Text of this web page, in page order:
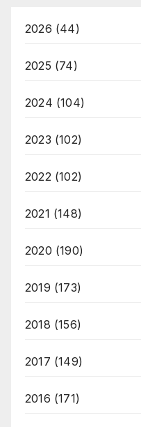
2026 (44)
2025 (74)
2024 (104)
2023 (102)
2022 (102)
2021 (148)
2020 (190)
2019 (173)
2018 (156)
2017 (149)
2016 (171)